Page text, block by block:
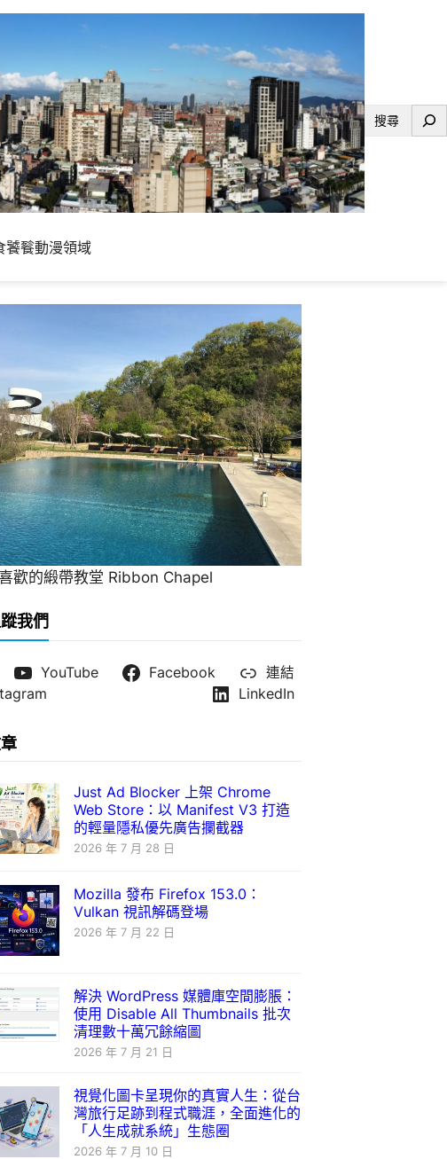
搜
饕餮動漫領域
歡的緞帶教堂 Ribbon Chapel
我們
YouTube Facebook
連結
LinkedIn
Just Ad Blocker 上架 Chrome
Web Store：以 Manifest V3 打造
的輕量隱私優先廣告攔截器
2026 年 7 月 28 日
Mozilla 發布 Firefox 153.0：
Vulkan 視訊解碼登場
2026 年 7 月 22 日
解決 WordPress 媒體庫空間膨脹：
使用 Disable All Thumbnails 批次
清理數十萬冗餘縮圖
2026 年 7 月 21 日
視覺化圖卡呈現你的真實人生：從台
灣旅行足跡到程式職涯，全面進化的
「人生成就系統」生態圈
2026 年 7 月 10 日